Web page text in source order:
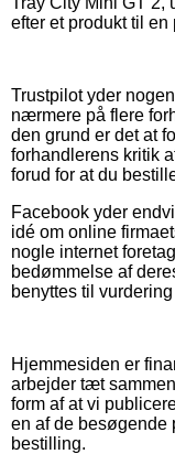
efter et produkt til en
Trustpilot yder
nærmere på flere
den grund er det at
forhandlerens kritik
forud for at du
Facebook yder
idé om online
nogle internet
bedømmelse af
benyttes til
Hjemmesiden er
arbejder tæt
form af at vi
en af de besøgende
bestilling.